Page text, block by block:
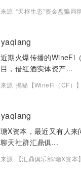
来源 “天枢生态”资金盘骗局
yaqiang
近期火爆传播的WineFi
目，借红酒实体资产...
来源 揭秘【WineFi（CF）
yaqiang
瑭X资本，最近又有人来
聊天社群汇鼎俱...
来源
【汇鼎俱乐部/瑭X资